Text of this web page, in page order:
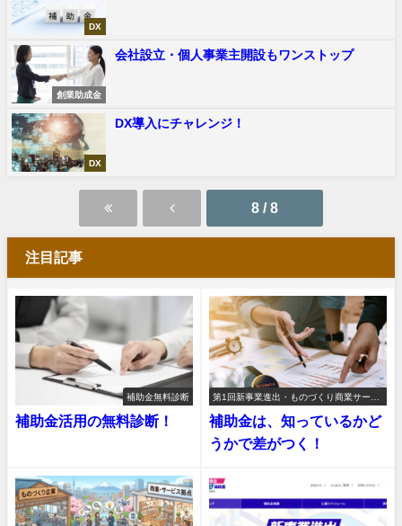
DX
創業助成金
会社設立・個人事業主開設もワンストップ
DX
DX導入にチャレンジ！
8 / 8
注目記事
補助金無料診断
補助金活用の無料診断！
第1回新事業進出・ものづくり商業サービ
補助金は、知っているかど
うかで差がつく！